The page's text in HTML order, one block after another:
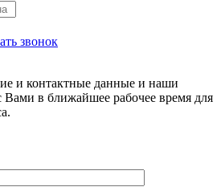
звонок
и контактные данные и наши
Вами в ближайшее рабочее время для